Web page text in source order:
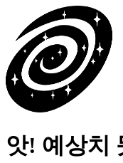
앗! 예상치